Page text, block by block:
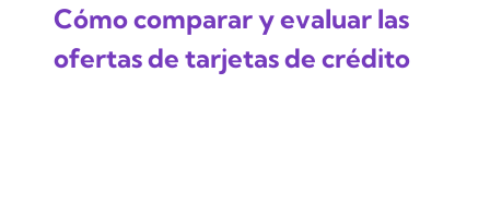
Cómo comparar y evaluar las
ofertas de tarjetas de crédito